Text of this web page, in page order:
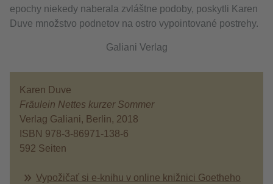
epochy niekedy naberala zvláštne podoby, poskytli Karen
Duve množstvo podnetov na ostro vypointované postrehy.
Galiani Verlag
Karen Duve
Fräulein Nettes kurzer Sommer
Verlag Galiani, Berlin, 2018
ISBN 978-3-86971-138-6
592 Seiten
Vypožičať si e-knihu v online knižnici Goetheho